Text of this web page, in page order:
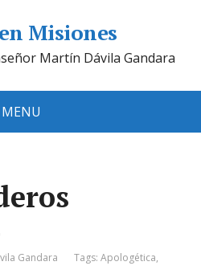
Misiones
Martín Dávila Gandara
MENU
Gandara Tags:Apologética,